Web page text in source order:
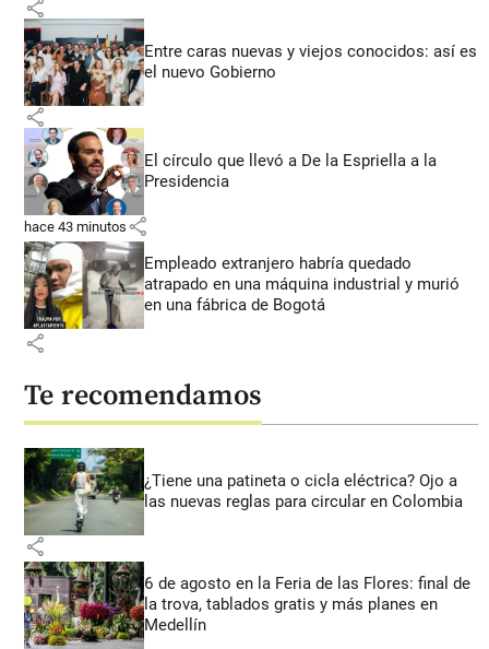
share
Entre caras nuevas y viejos conocidos: así es
el nuevo Gobierno
share
El círculo que llevó a De la Espriella a la
Presidencia
hace 43 minutos share
Empleado extranjero habría quedado
atrapado en una máquina industrial y murió
en una fábrica de Bogotá
share
Te recomendamos
¿Tiene una patineta o cicla eléctrica? Ojo a
las nuevas reglas para circular en Colombia
share
6 de agosto en la Feria de las Flores: final de
la trova, tablados gratis y más planes en
Medellín